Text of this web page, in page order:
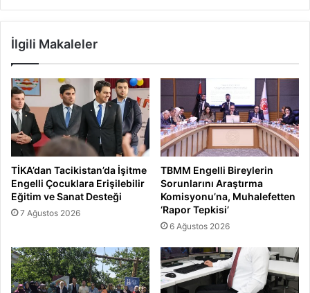
İlgili Makaleler
TİKA’dan Tacikistan’da İşitme
Engelli Çocuklara Erişilebilir
Eğitim ve Sanat Desteği
7 Ağustos 2026
TBMM Engelli Bireylerin
Sorunlarını Araştırma
Komisyonu’na, Muhalefetten
‘Rapor Tepkisi’
6 Ağustos 2026